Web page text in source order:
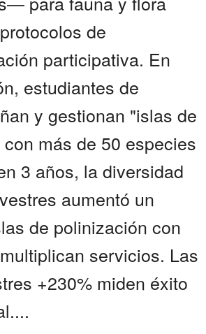
de
participativa. En
estudiantes de
y gestionan "islas de
más de 50 especies
3 años, la diversidad
aumentó un
de polinización con
servicios. Las
+230% miden éxito